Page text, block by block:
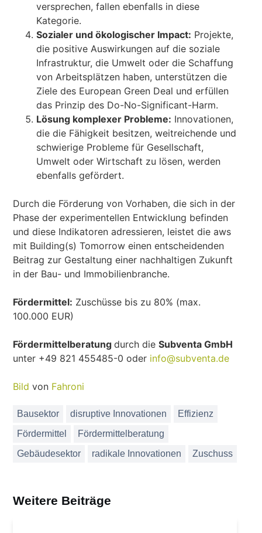
versprechen, fallen ebenfalls in diese
Kategorie.
Sozialer und ökologischer Impact: Projekte,
die positive Auswirkungen auf die soziale
Infrastruktur, die Umwelt oder die Schaffung
von Arbeitsplätzen haben, unterstützen die
Ziele des European Green Deal und erfüllen
das Prinzip des Do-No-Significant-Harm.
Lösung komplexer Probleme: Innovationen,
die die Fähigkeit besitzen, weitreichende und
schwierige Probleme für Gesellschaft,
Umwelt oder Wirtschaft zu lösen, werden
ebenfalls gefördert.
Durch die Förderung von Vorhaben, die sich in der
Phase der experimentellen Entwicklung befinden
und diese Indikatoren adressieren, leistet die aws
mit Building(s) Tomorrow einen entscheidenden
Beitrag zur Gestaltung einer nachhaltigen Zukunft
in der Bau- und Immobilienbranche.
Fördermittel: Zuschüsse bis zu 80% (max.
100.000 EUR)
Fördermittelberatungdurch dieSubventa GmbH
unter +49 821 455485-0 oder info@subventa.de
Bild von Fahroni
Bausektor disruptive Innovationen
Effizienz
Fördermittel
Fördermittelberatung
Gebäudesektor
radikale Innovationen Zuschuss
Weitere Beiträge